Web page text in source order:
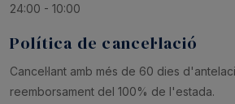
24:00 - 10:00
Política de cancel·lació
Cancel·lant amb més de 60 dies
reemborsament del 100% de l'estada.